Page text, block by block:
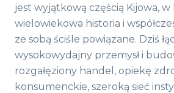
jest wyjątkową częścią Kijowa,
wielowiekowa historia i
ze sobą ściśle powiązane. Dziś
wysokowydajny przemysł i
rozgałęziony handel, opiekę
konsumenckie, szeroką sieć